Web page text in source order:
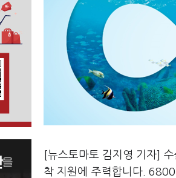
[뉴스토마토 김지영 기자]
착 지원에 주력합니다.